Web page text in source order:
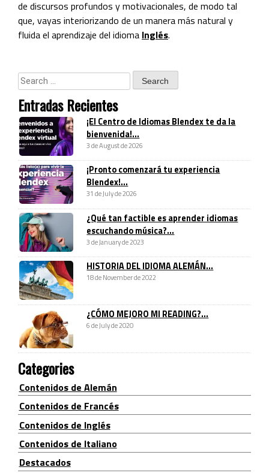
de discursos profundos y motivacionales, de modo tal
que, vayas interiorizando de un manera más natural y
fluida el aprendizaje del idioma Inglés.
Entradas Recientes
¡El Centro de Idiomas Blendex te da la
bienvenida!...
3 de August de 2026
¡Pronto comenzará tu experiencia
Blendex!...
31 de July de 2026
¿Qué tan factible es aprender idiomas
escuchando música?...
3 de January de 2023
HISTORIA DEL IDIOMA ALEMÁN...
18 de November de 2022
¿CÓMO MEJORO MI READING?...
6 de July de 2020
Categories
Contenidos de Alemán
Contenidos de Francés
Contenidos de Inglés
Contenidos de Italiano
Destacados